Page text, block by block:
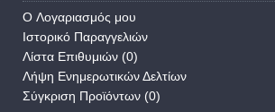
O Λογαριασμός μου
Ιστορικό Παραγγελιών
Λίστα Επιθυμιών (0)
Λήψη Ενημερωτικών Δελτίων
Σύγκριση Προϊόντων (0)